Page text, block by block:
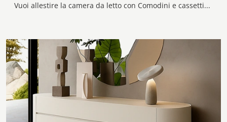
Vuoi allestire la camera da letto con Comodini e cassettiere di Voltan? Ecco qui il modello Eikon Cenere Gruppo Notte in laccato opaco per spazi ...